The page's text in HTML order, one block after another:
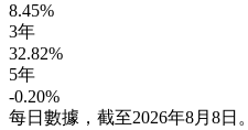
8.45%
3年
32.82%
5年
-0.20%
每日數據，截至2026年8月8日。